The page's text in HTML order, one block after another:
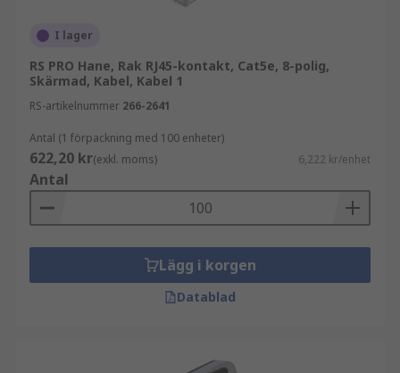
I lager
RS PRO Hane, Rak RJ45-kontakt, Cat5e, 8-polig,
Skärmad, Kabel, Kabel 1
RS-artikelnummer 266-2641
Antal (1 förpackning med 100 enheter)
622,20 kr(exkl. moms) 6,222 kr/enhet
Antal
Lägg i korgen
Datablad